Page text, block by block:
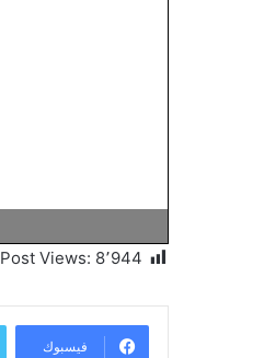
Post Views: 8٬944
فيسبوك